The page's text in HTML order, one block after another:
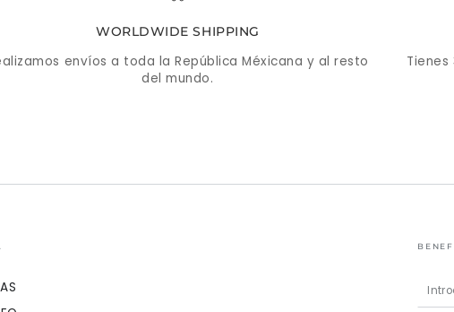
WORLDWIDE SHIPPING
envíos a toda la República Méxicana y al resto
del mundo.